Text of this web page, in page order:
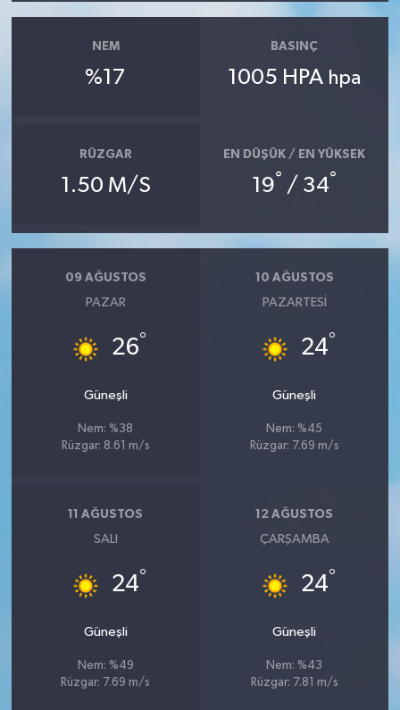
NEM
%17
BASINÇ
1005 HPA hpa
RÜZGAR
1.50 M/S
EN DÜŞÜK / EN YÜKSEK
19° / 34°
09 AĞUSTOS
PAZAR
26°
Güneşli
Nem: %38
Rüzgar: 8.61 m/s
10 AĞUSTOS
PAZARTESI
24°
Güneşli
Nem: %45
Rüzgar: 7.69 m/s
11 AĞUSTOS
SALI
24°
Güneşli
Nem: %49
Rüzgar: 7.69 m/s
12 AĞUSTOS
ÇARŞAMBA
24°
Güneşli
Nem: %43
Rüzgar: 7.81 m/s